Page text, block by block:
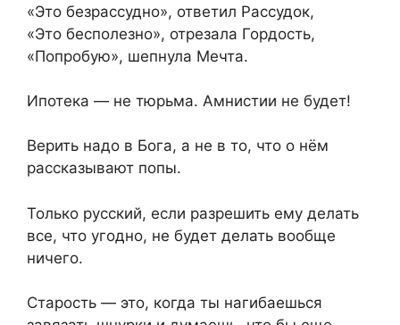
«Это безрассудно», ответил Рассудок,
«Это бесполезно», отрезала Гордость,
«Попробую», шепнула Мечта.
Ипотека — не тюрьма. Амнистии не будет!
Верить надо в Бога, а не в то, что о нём
рассказывают попы.
Только русский, если разрешить ему делать
все, что угодно, не будет делать вообще
ничего.
Старость — это, когда ты нагибаешься